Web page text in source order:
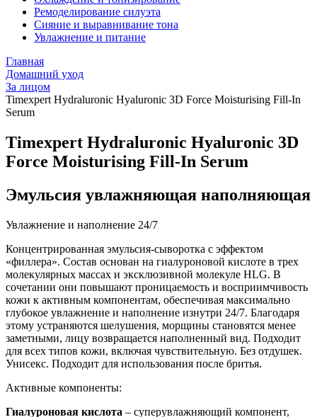
Ремоделирование силуэта
Сияние и выравнивание тона
Увлажнение и питание
Главная
Домашний уход
За лицом
Timexpert Hydraluronic Hyaluronic 3D Force Moisturising Fill-In
Serum
Timexpert Hydraluronic Hyaluronic 3D
Force Moisturising Fill-In Serum
Эмульсия увлажняющая наполняющая
Увлажнение и наполнение 24/7
Концентрированная эмульсия-сыворотка с эффектом
«филлера». Состав основан на гиалуроновой кислоте в трех
молекулярных массах и эксклюзивной молекуле HLG. В
сочетании они повышают проницаемость и восприимчивость
кожи к активным компонентам, обеспечивая максимально
глубокое увлажнение и наполнение изнутри 24/7. Благодаря
этому устраняются шелушения, морщины становятся менее
заметными, лицу возвращается наполненный вид. Подходит
для всех типов кожи, включая чувствительную. Без отдушек.
Унисекс. Подходит для использования после бритья.
Активные компоненты:
Гиалуроновая кислота – суперувлажняющий компонент,